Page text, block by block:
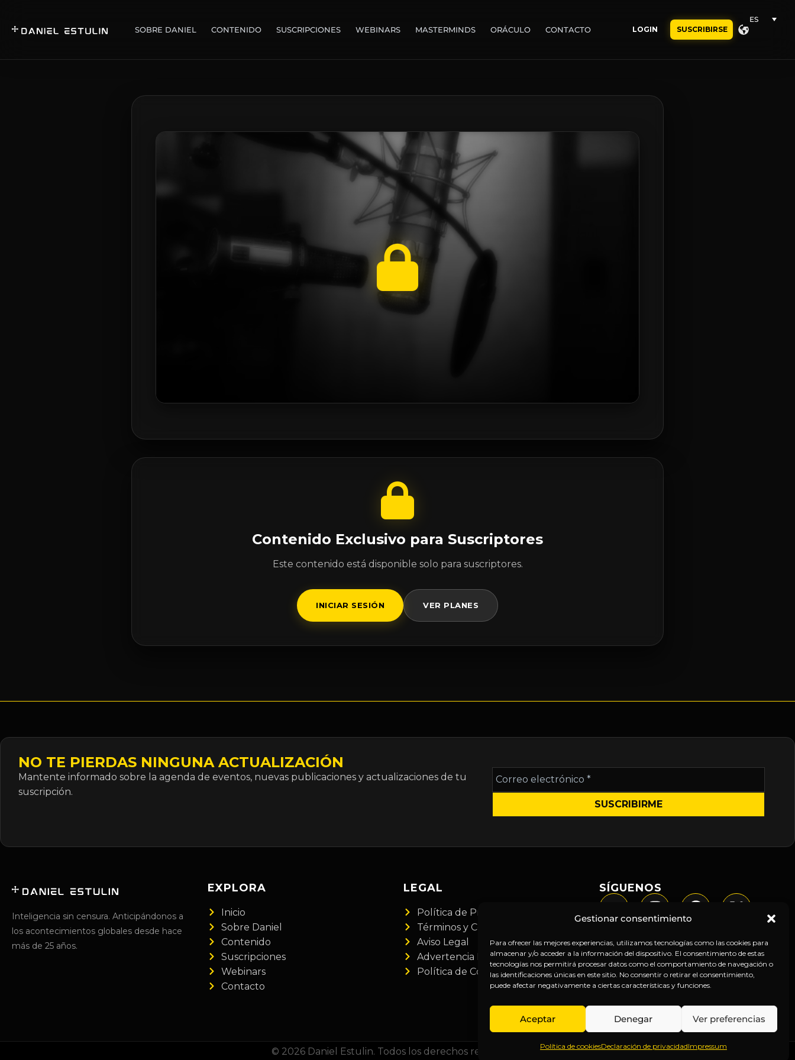
Gestionar consentimiento
Para ofrecer las mejores experiencias, utilizamos tecnologías como las cookies para
almacenar y/o acceder a la información del dispositivo. El consentimiento de estas
tecnologías nos permitirá procesar datos como el comportamiento de navegación o
las identificaciones únicas en este sitio. No consentir o retirar el consentimiento,
puede afectar negativamente a ciertas características y funciones.
Aceptar Denegar Ver preferencias
Política de cookiesDeclaración de privacidadImpressum
SOBRE DANIEL CONTENIDO SUSCRIPCIONES WEBINARS MASTERMINDS ORÁCULO CONTACTO LOGIN SUSCRIBIRSE
ES
Contenido Exclusivo para Suscriptores
Este contenido está disponible solo para suscriptores.
INICIAR SESIÓN VER PLANES
NO TE PIERDAS NINGUNA ACTUALIZACIÓN
Mantente informado sobre la agenda de eventos, nuevas publicaciones y actualizaciones de tu
suscripción.
Correo
electrónico
*
Inteligencia sin censura. Anticipándonos a
los acontecimientos globales desde hace
más de 25 años.
EXPLORA
Inicio
Sobre Daniel
Contenido
Suscripciones
Webinars
Contacto
LEGAL
Política de Privacidad
Términos y Condiciones
Aviso Legal
Advertencia Financiera
Política de Cookies
SÍGUENOS
© 2026 Daniel Estulin. Todos los derechos reservados.